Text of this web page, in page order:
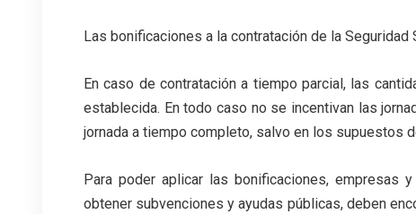
Las bonificaciones a la contratación de la
En caso de contratación a tiempo parcial, las
establecida. En todo caso no se incentivan las
jornada a tiempo completo, salvo en los supuestos
Para poder aplicar las bonificaciones, empresas
obtener subvenciones y ayudas públicas, deben